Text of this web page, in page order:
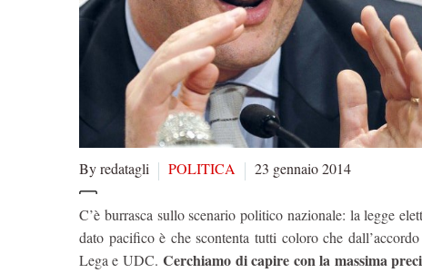
By redatagli POLITICA 23 gennaio 2014
C’è burrasca sullo scenario politico nazionale: la legge
dato pacifico è che scontenta tutti coloro che
Lega e UDC.Cerchiamo di capire con la massima